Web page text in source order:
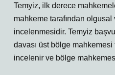
Temyiz, ilk derece
mahkeme tarafından olgusal
incelenmesidir. Temyiz
davası üst bölge mahkemesi
incelenir ve bölge